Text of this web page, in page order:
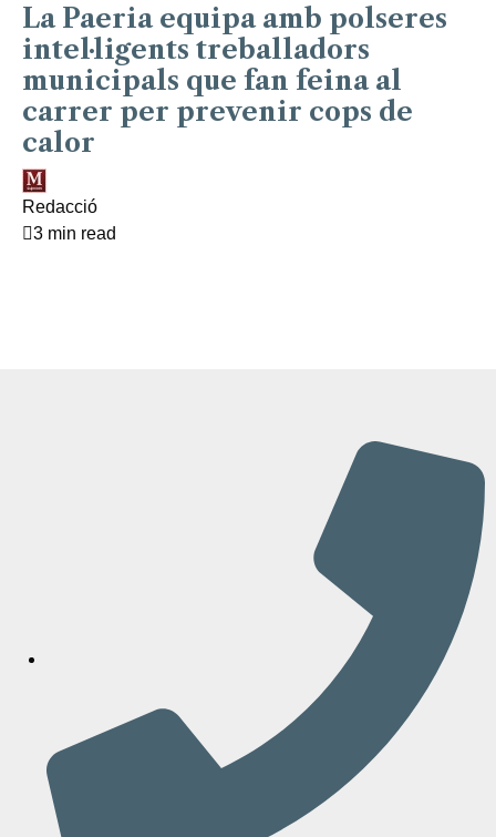
La Paeria equipa amb polseres
intel·ligents treballadors
municipals que fan feina al
carrer per prevenir cops de
calor
Redacció
3 min read